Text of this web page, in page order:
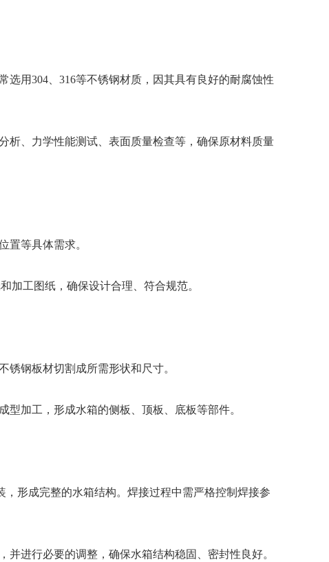
用304、316等不锈钢材质，因其具有良好的耐腐蚀性
、力学性能测试、表面质量检查等，确保原材料质量
等具体需求。
工图纸，确保设计合理、符合规范。
钢板材切割成所需形状和尺寸。
加工，形成水箱的侧板、顶板、底板等部件。
形成完整的水箱结构。焊接过程中需严格控制焊接参
进行必要的调整，确保水箱结构稳固、密封性良好。